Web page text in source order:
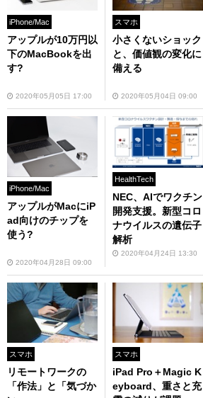
iPhone/Mac
アップルが10万円以
下のMacBookを出
す?
2020年05月05日 17:00
スマホ
小さくないショック
と、価値観の変化に
備える
2020年05月04日 09:00
iPhone/Mac
アップルがMacにiP
ad向けのチップを
使う?
2020年04月28日 09:00
HealthTech
NEC、AIでワクチン
開発支援。新型コロ
ナウイルスの遺伝子
解析
2020年04月24日 13:30
スマホ
リモートワークの
「作法」と「気づか
スマホ
iPad Pro＋Magic K
eyboard、重さと充